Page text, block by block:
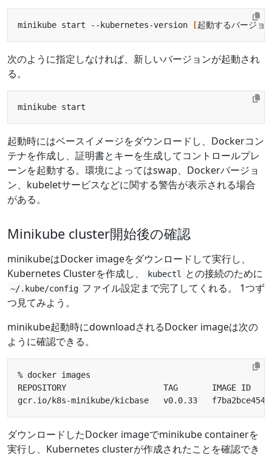
minikube start --kubernetes-version [起動するバージョ
次のように指定しなければ、新しいバージョンが起動され
る。
起動時にはベースイメージをダウンロードし、Dockerコン
テナを作成し、証明書とキーを生成してコントロールプレ
ーンを起動する。環境によってはswap、Dockerバージョ
ン、kubeletサービスなどに関する警告が表示される場合
がある。
Minikube cluster開始後の確認
minikubeはDocker imageをダウンロードして実行し、
Kubernetes Clusterを作成し、
kubectl との接続のために
~/.kube/config ファイル設定まで完了してくれる。 1つず
つ見てみよう。
minikube起動時にdownloadされるDocker imageは次の
ように確認できる。
gcr.io/k8s-minikube/kicbase   v0.0.33
ダウンロードしたDocker imageでminikube containerを
実行し、Kubernetes clusterが作成されたことを確認でき